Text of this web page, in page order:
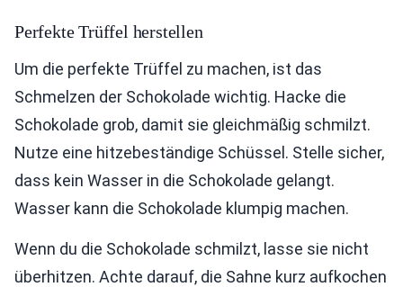
Perfekte Trüffel herstellen
Um die perfekte Trüffel zu machen, ist das
Schmelzen der Schokolade wichtig. Hacke die
Schokolade grob, damit sie gleichmäßig schmilzt.
Nutze eine hitzebeständige Schüssel. Stelle sicher,
dass kein Wasser in die Schokolade gelangt.
Wasser kann die Schokolade klumpig machen.
Wenn du die Schokolade schmilzt, lasse sie nicht
überhitzen. Achte darauf, die Sahne kurz aufkochen